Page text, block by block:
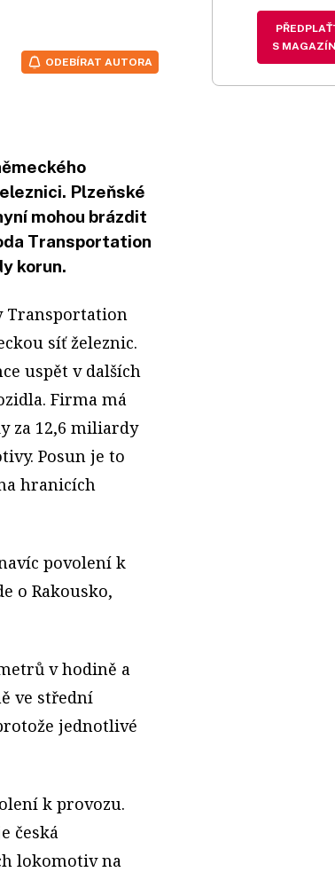
ODEBÍRAT AUTORA
Plzeňské
mohou brázdit
Transportation
korun.
Transportation
síť železnic.
uspět v dalších
Firma má
za 12,6 miliardy
Posun je to
hranicích
povolení k
o Rakousko,
v hodině a
ve střední
jednotlivé
k provozu.
česká
lokomotiv na
S